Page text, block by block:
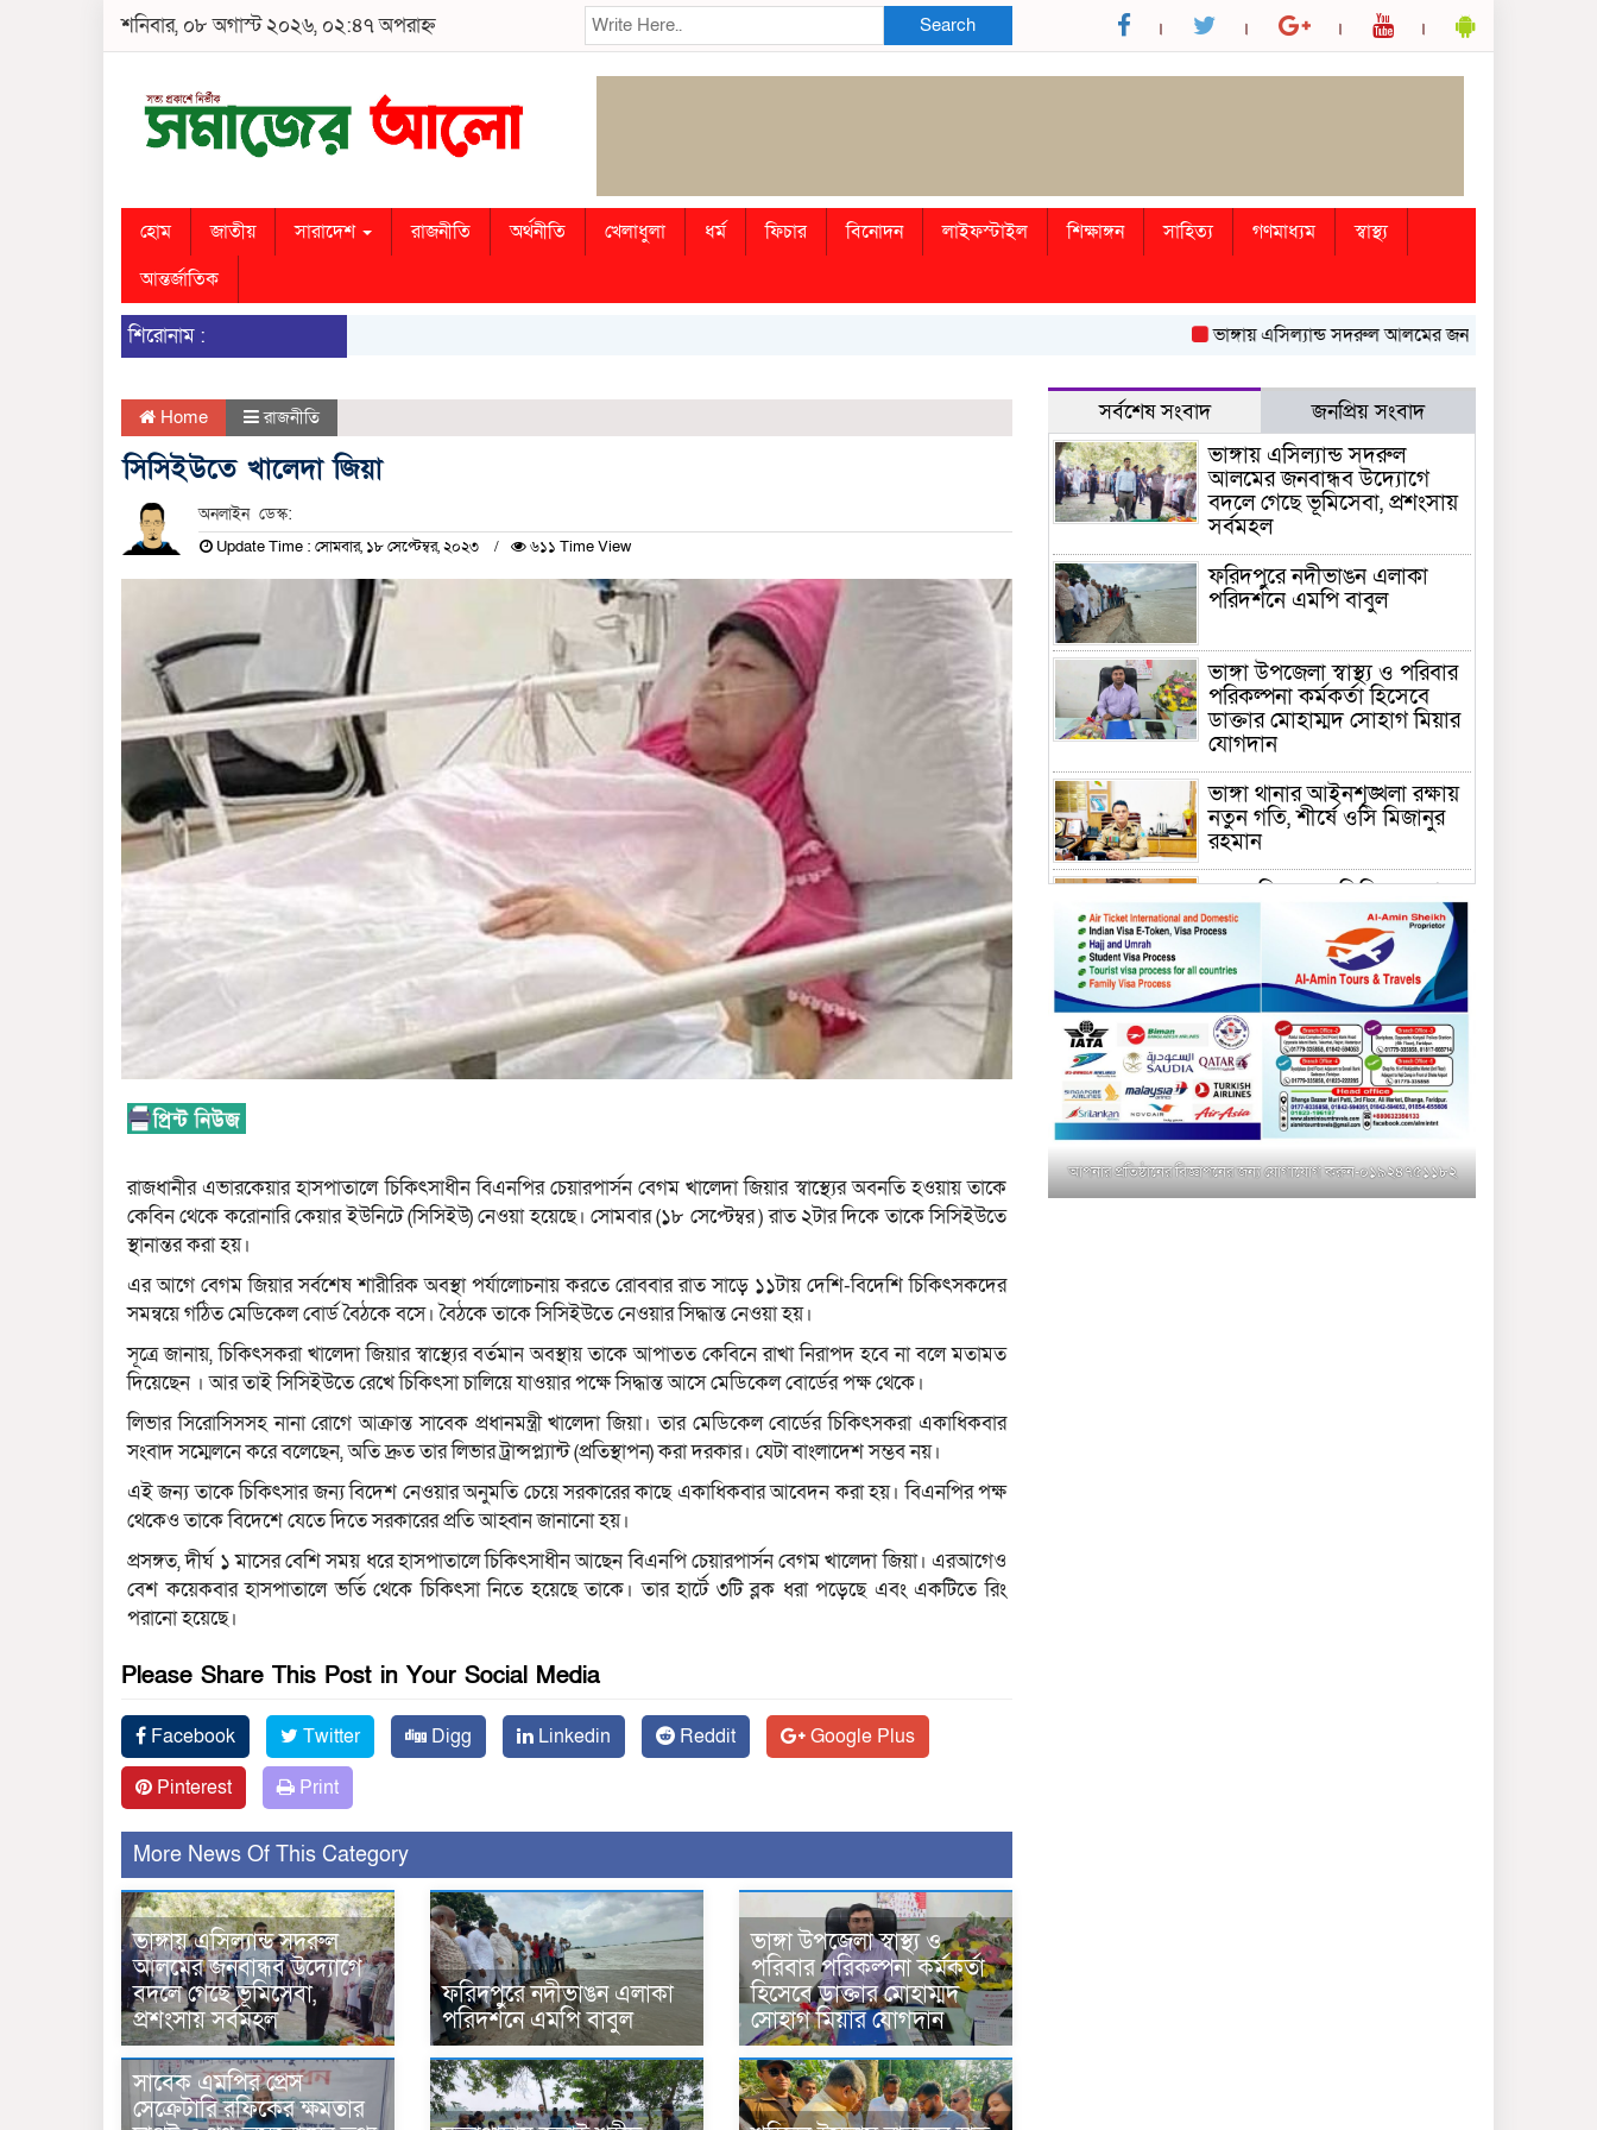
শনিবার, ০৮ অগাস্ট ২০২৬, ০২:৪৭ অপরাহ্ন Search
হোম জাতীয় সারাদেশ রাজনীতি অর্থনীতি খেলাধুলা ধর্ম ফিচার বিনোদন লাইফস্টাইল শিক্ষাঙ্গন সাহিত্য গণমাধ্যম
স্বাস্থ্য
আন্তর্জাতিক
শিরোনাম : ভাঙ্গায় এসিল্যান্ড সদরুল আলমের জনবান্ধব উদ্যোগে বদলে
Home রাজনীতি
সিসিইউতে খালেদা জিয়া
অনলাইন ডেস্ক:
Update Time : সোমবার, ১৮ সেপ্টেম্বর, ২০২৩ ৬১১ Time View
রাজধানীর এভারকেয়ার হাসপাতালে চিকিৎসাধীন বিএনপির চেয়ারপার্সন বেগম খালেদা জিয়ার স্বাস্থ্যের অবনতি হওয়ায় তাকে
কেবিন থেকে করোনারি কেয়ার ইউনিটে (সিসিইউ) নেওয়া হয়েছে। সোমবার (১৮ সেপ্টেম্বর ) রাত ২টার দিকে তাকে সিসিইউতে
স্থানান্তর করা হয়।
এর আগে বেগম জিয়ার সর্বশেষ শারীরিক অবস্থা পর্যালোচনায় করতে রোববার রাত সাড়ে ১১টায় দেশি-বিদেশি চিকিৎসকদের
সমন্বয়ে গঠিত মেডিকেল বোর্ড বৈঠকে বসে। বৈঠকে তাকে সিসিইউতে নেওয়ার সিদ্ধান্ত নেওয়া হয়।
সূত্রে জানায়, চিকিৎসকরা খালেদা জিয়ার স্বাস্থ্যের বর্তমান অবস্থায় তাকে আপাতত কেবিনে রাখা নিরাপদ হবে না বলে মতামত
দিয়েছেন । আর তাই সিসিইউতে রেখে চিকিৎসা চালিয়ে যাওয়ার পক্ষে সিদ্ধান্ত আসে মেডিকেল বোর্ডের পক্ষ থেকে।
লিভার সিরোসিসসহ নানা রোগে আক্রান্ত সাবেক প্রধানমন্ত্রী খালেদা জিয়া। তার মেডিকেল বোর্ডের চিকিৎসকরা একাধিকবার
সংবাদ সম্মেলনে করে বলেছেন, অতি দ্রুত তার লিভার ট্রান্সপ্ল্যান্ট (প্রতিস্থাপন) করা দরকার। যেটা বাংলাদেশ সম্ভব নয়।
এই জন্য তাকে চিকিৎসার জন্য বিদেশ নেওয়ার অনুমতি চেয়ে সরকারের কাছে একাধিকবার আবেদন করা হয়। বিএনপির পক্ষ
থেকেও তাকে বিদেশে যেতে দিতে সরকারের প্রতি আহ্বান জানানো হয়।
প্রসঙ্গত, দীর্ঘ ১ মাসের বেশি সময় ধরে হাসপাতালে চিকিৎসাধীন আছেন বিএনপি চেয়ারপার্সন বেগম খালেদা জিয়া। এরআগেও
বেশ কয়েকবার হাসপাতালে ভর্তি থেকে চিকিৎসা নিতে হয়েছে তাকে। তার হার্টে ৩টি ব্লক ধরা পড়েছে এবং একটিতে রিং
পরানো হয়েছে।
Please Share This Post in Your Social Media
Facebook Twitter Digg Linkedin Reddit
Google Plus
Pinterest
Print
More News Of This Category
ভাঙ্গায় এসিল্যান্ড সদরুল
আলমের জনবান্ধব উদ্যোগে
বদলে গেছে ভূমিসেবা,
প্রশংসায় সর্বমহল
ফরিদপুরে নদীভাঙন এলাকা
পরিদর্শনে এমপি বাবুল
ভাঙ্গা উপজেলা স্বাস্থ্য ও
পরিবার পরিকল্পনা কর্মকর্তা
হিসেবে ডাক্তার মোহাম্মদ
সোহাগ মিয়ার যোগদান
সাবেক এমপির প্রেস
সেক্রেটারি রফিকের ক্ষমতার
সর্বশেষ সংবাদ জনপ্রিয় সংবাদ
ভাঙ্গায় এসিল্যান্ড সদরুল
আলমের জনবান্ধব উদ্যোগে
বদলে গেছে ভূমিসেবা, প্রশংসায়
সর্বমহল
ফরিদপুরে নদীভাঙন এলাকা
পরিদর্শনে এমপি বাবুল
ভাঙ্গা উপজেলা স্বাস্থ্য ও পরিবার
পরিকল্পনা কর্মকর্তা হিসেবে
ডাক্তার মোহাম্মদ সোহাগ মিয়ার
যোগদান
ভাঙ্গা থানার আইনশৃঙ্খলা রক্ষায়
নতুন গতি, শীর্ষে ওসি মিজানুর
রহমান
ময়মনসিংহের অতিরিক্ত জেলা
প্রশাসক (রাজস্ব) আজিম উদ্দিন
ভূমি মন্ত্রণালয়ে পদায়ন
সাবেক এমপির প্রেস সেক্রেটারি
রফিকের ক্ষমতার দাপট ও গণ-
অসন্তোষের তথ্য গায়েব করে
ত্রিশাল থানার সাজানো রিপোর্ট
মুক্তাগাছায় জুলাই শহীদ
সামিদের কবর জিয়ারত ও পৌর
কমিটির কার্যক্রম শুরু
শহিদুল ইসলাম বাবুলের হাত
আপনার প্রতিষ্ঠানের বিজ্ঞাপনের জন্য যোগাযোগ করুন-০১৯২৪৭৫১১৮২